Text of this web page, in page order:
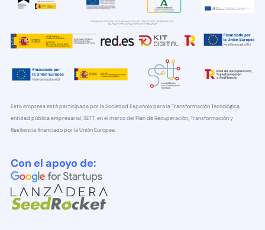
Esta empresa está participada por la Sociedad Española para la Transformación Tecnológica,
entidad pública empresarial, SETT, en el marco del Plan de Recuperación, Transformación y
Resiliencia financiado por la Unión Europea.
Con el apoyo de: